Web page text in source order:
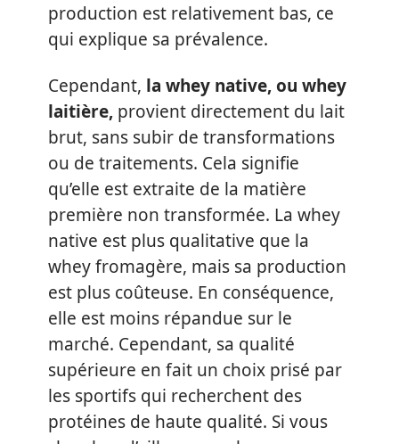
production est relativement bas, ce
qui explique sa prévalence.
Cependant, la whey native, ou whey
laitière, provient directement du lait
brut, sans subir de transformations
ou de traitements. Cela signifie
qu’elle est extraite de la matière
première non transformée. La whey
native est plus qualitative que la
whey fromagère, mais sa production
est plus coûteuse. En conséquence,
elle est moins répandue sur le
marché. Cependant, sa qualité
supérieure en fait un choix prisé par
les sportifs qui recherchent des
protéines de haute qualité. Si vous